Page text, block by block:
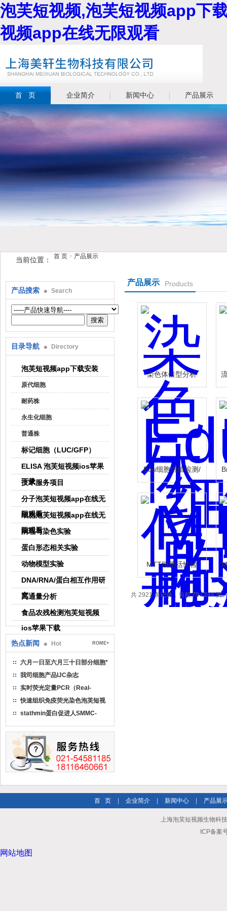
泡芙短视频,泡芙短视频app下
视频app在线无限观看
上海泡芙短视频生物科技有限公司
首 页 企业简介 新闻中心 产品展示
当前位置： 首 页 > 产品展示
产品搜索 Search
目录导航 Directory
泡芙短视频app下载安装
原代细胞
耐药株
永生化细胞
普通株
标记细胞（LUC/GFP）
ELISA 泡芙短视频ios苹果
下载
技术服务项目
分子泡芙短视频app在线无
限观看
细胞泡芙短视频app在线无
限观看
病理与染色实验
蛋白形态相关实验
动物模型实验
DNA/RNA/蛋白相互作用研
究
高通量分析
食品农残检测泡芙短视频
ios苹果下载
热点新闻
Hot ROME+
六月一日至六月三十日部分细胞*
我司细胞产品IJC杂志
实时荧光定量PCR（Real-
TimePCR）实验流程
快速组织免疫荧光染色泡芙短视
频ios苹果下载
stathmin蛋白促进人SMMC-
产品展示 Products
染色体倍型分析
Edu细胞增殖检测/
细胞增殖实验
MTT细胞活性检
测/MTT细胞增殖检
测/MTT检测/MTT细
共 2921 条记录，当前 79 / 244 页
首 页 企业简介 新闻中心 产品展
上海泡芙短视频生物科
ICP备案号
网站地图